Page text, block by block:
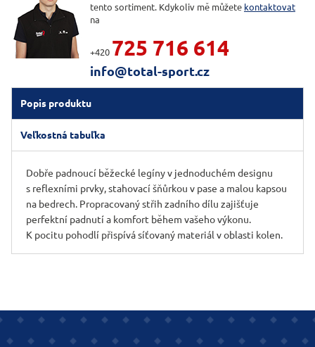
tento sortiment. Kdykoliv mě můžete kontaktovat
na
+420 725 716 614
info@total-sport.cz
Popis produktu
Veľkostná tabuľka
Dobře padnoucí běžecké legíny v jednoduchém designu
s reflexními prvky, stahovací šňůrkou v pase a malou kapsou
na bedrech. Propracovaný střih zadního dílu zajišťuje
perfektní padnutí a komfort během vašeho výkonu.
K pocitu pohodlí přispívá síťovaný materiál v oblasti kolen.